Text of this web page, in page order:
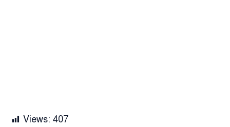
Views: 407